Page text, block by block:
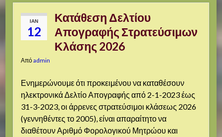
ΙΑΝ
12
Κατάθεση Δελτίου
Απογραφής Στρατεύσιμων
Κλάσης 2026
Απόadmin
Ενημερώνουμε ότι προκειμένου να καταθέσουν
ηλεκτρονικά Δελτίο Απογραφής από 2-1-2023 έως
31-3-2023, οι άρρενες στρατεύσιμοι κλάσεως 2026
(γεννηθέντες το 2005), είναι απαραίτητο να
διαθέτουν Αριθμό Φορολογικού Μητρώου και